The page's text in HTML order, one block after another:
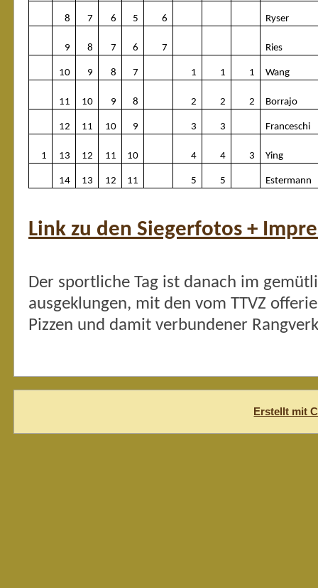
8 7 6 5 6 Ryser
9 8 7 6 7 Ries
10 9 8 7 1 1 1 Wang
11 10 9 8 2 2 2 Borrajo
12 11 10 9 3 3 Franceschi
1 13 12 11 10 4 4 3 Ying
14 13 12 11 5 5 Estermann
Link zu den Siegerfotos +
Der sportliche Tag ist danach im
ausgeklungen, mit den vom TTVZ
Pizzen und damit verbundener
Erstellt mit